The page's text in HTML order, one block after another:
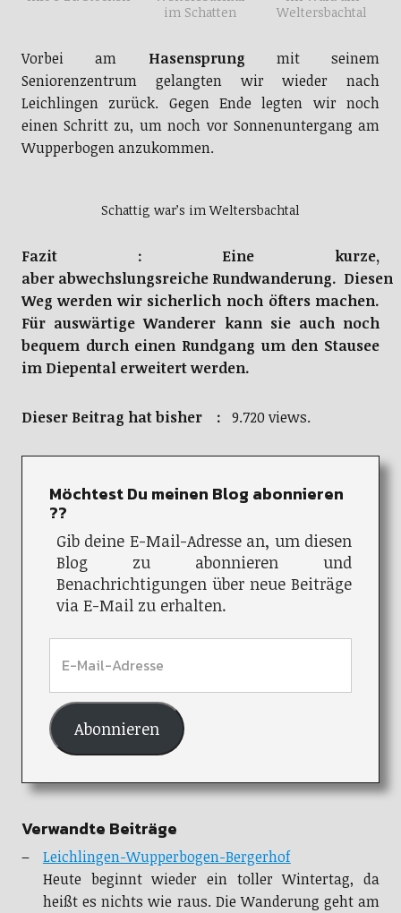
im Schatten
Weltersbachtal
Vorbei am Hasensprung mit seinem
Seniorenzentrum gelangten wir wieder nach
Leichlingen zurück. Gegen Ende legten wir noch
einen Schritt zu, um noch vor Sonnenuntergang am
Wupperbogen anzukommen.
Schattig war’s im Weltersbachtal
Fazit : Eine kurze,
aber abwechslungsreiche Rundwanderung. Diesen
Weg werden wir sicherlich noch öfters machen.
Für auswärtige Wanderer kann sie auch noch
bequem durch einen Rundgang um den Stausee
im Diepental erweitert werden.
Dieser Beitrag hat bisher : 9.720 views.
Möchtest Du meinen Blog abonnieren
??
Gib deine E-Mail-Adresse an, um diesen
Blog zu abonnieren und
Benachrichtigungen über neue Beiträge
via E-Mail zu erhalten.
Abonnieren
Verwandte Beiträge
Leichlingen-Wupperbogen-Bergerhof
Heute beginnt wieder ein toller Wintertag, da
heißt es nichts wie raus. Die Wanderung geht am